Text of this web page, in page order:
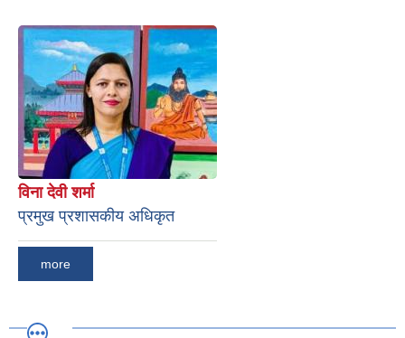
विना देवी शर्मा
प्रमुख प्रशासकीय अधिकृत
more